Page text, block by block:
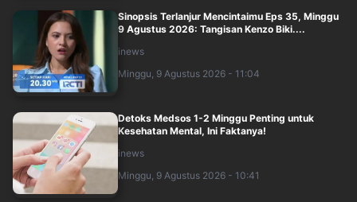
Sinopsis Terlanjur Mencintaimu Eps 35, Minggu
9 Agustus 2026: Tangisan Kenzo Biki....
inews
Minggu, 9 Agustus 2026 - 11:04
Detoks Medsos 1-2 Minggu Penting untuk
Kesehatan Mental, Ini Faktanya!
inews
Minggu, 9 Agustus 2026 - 10:41